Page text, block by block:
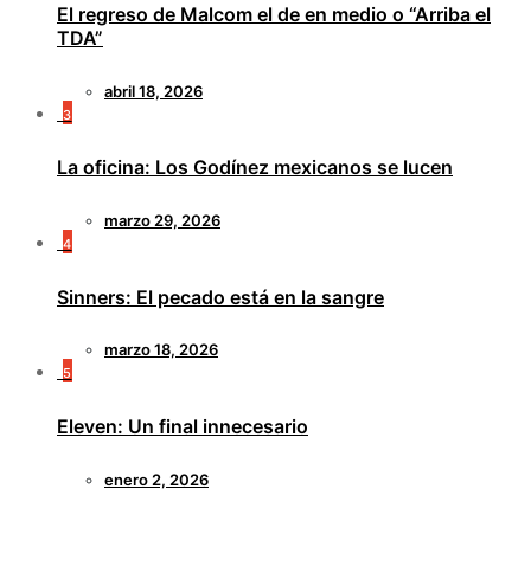
El regreso de Malcom el de en medio o “Arriba el
TDA”
abril 18, 2026
3
La oficina: Los Godínez mexicanos se lucen
marzo 29, 2026
4
Sinners: El pecado está en la sangre
marzo 18, 2026
5
Eleven: Un final innecesario
enero 2, 2026